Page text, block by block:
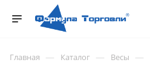
Главная — Каталог — Весы —